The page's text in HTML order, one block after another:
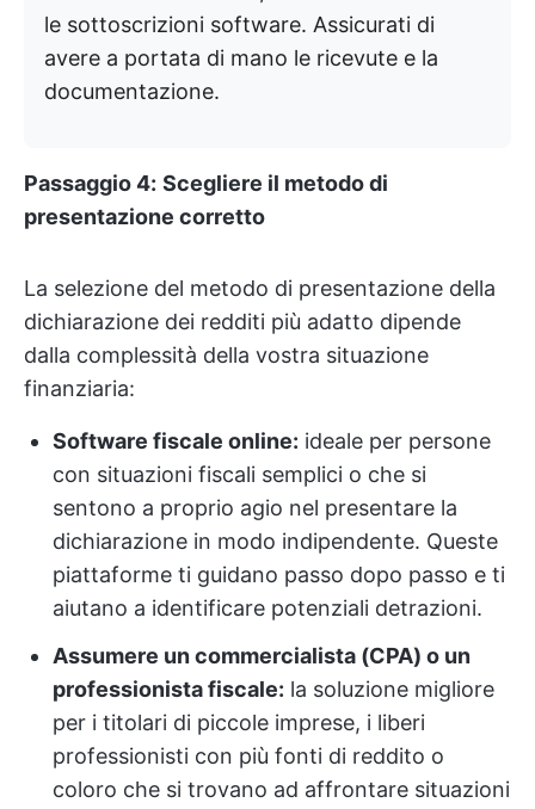
le sottoscrizioni software. Assicurati di
avere a portata di mano le ricevute e la
documentazione.
Passaggio 4: Scegliere il metodo di
presentazione corretto
La selezione del metodo di presentazione della
dichiarazione dei redditi più adatto dipende
dalla complessità della vostra situazione
finanziaria:
Software fiscale online: ideale per persone
con situazioni fiscali semplici o che si
sentono a proprio agio nel presentare la
dichiarazione in modo indipendente. Queste
piattaforme ti guidano passo dopo passo e ti
aiutano a identificare potenziali detrazioni.
Assumere un commercialista (CPA) o un
professionista fiscale: la soluzione migliore
per i titolari di piccole imprese, i liberi
professionisti con più fonti di reddito o
coloro che si trovano ad affrontare situazioni